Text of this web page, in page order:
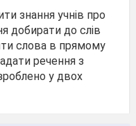
знання учнів про
добирати до слів
слова в прямому
речення з
у двох